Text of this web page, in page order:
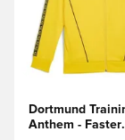
Dortmund
Anthem - Faster